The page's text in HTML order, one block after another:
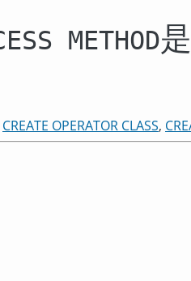
METHOD
CREATE OPERATOR CLASS,